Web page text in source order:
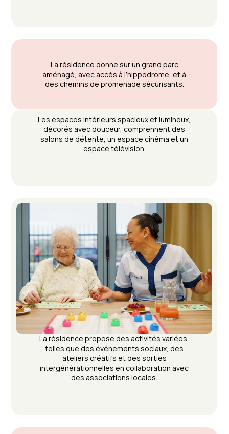
La résidence donne sur un grand parc
aménagé, avec accès à l’hippodrome, et à
des chemins de promenade sécurisants.
Les espaces intérieurs spacieux et lumineux,
décorés avec douceur, comprennent des
salons de détente, un espace cinéma et un
espace télévision.
La résidence propose des activités variées,
telles que des événements sociaux, des
ateliers créatifs et des sorties
intergénérationnelles en collaboration avec
des associations locales.